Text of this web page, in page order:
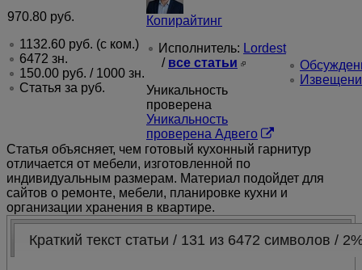
PRO
PRO
PRO
Serg1202
970.80 руб.
1132.60 руб. (с ком.)
6472 зн.
150.00 руб. / 1000 зн.
Статья за руб.
Копирайтинг
Исполнитель: Lordest
/ все статьи
Уникальность
проверена
Уникальность
проверена Адвего
Статья объясняет, чем готовый кухонный гарнитур
отличается от мебели, изготовленной по
индивидуальным размерам. Материал подойдет для
сайтов о ремонте, мебели, планировке кухни и
организации хранения в квартире.
Краткий текст статьи / 131 из 6472 символов /